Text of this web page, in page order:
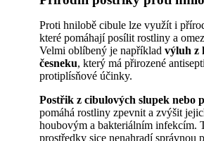
Proti hnilobě cibule lze využít i
které pomáhají posílit rostliny a
Velmi oblíbený je například výluh z
česneku, který má přirozené
protiplísňové účinky.
Postřik z cibulových slupek nebo
pomáhá rostliny zpevnit a zvýšit
houbovým a bakteriálním infekcím.
prostředky sice nenahradí správnou